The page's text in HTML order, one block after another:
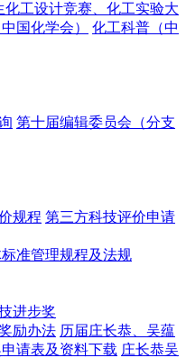
化工设计竞赛、化工实验大
国化学会）
化工科普（中
第十届编辑委员会（分支
规程 第三方科技评价申请
标准管理规程及法规
进步奖
励办法 历届庄长恭、吴蕴
请表及资料下载 庄长恭吴